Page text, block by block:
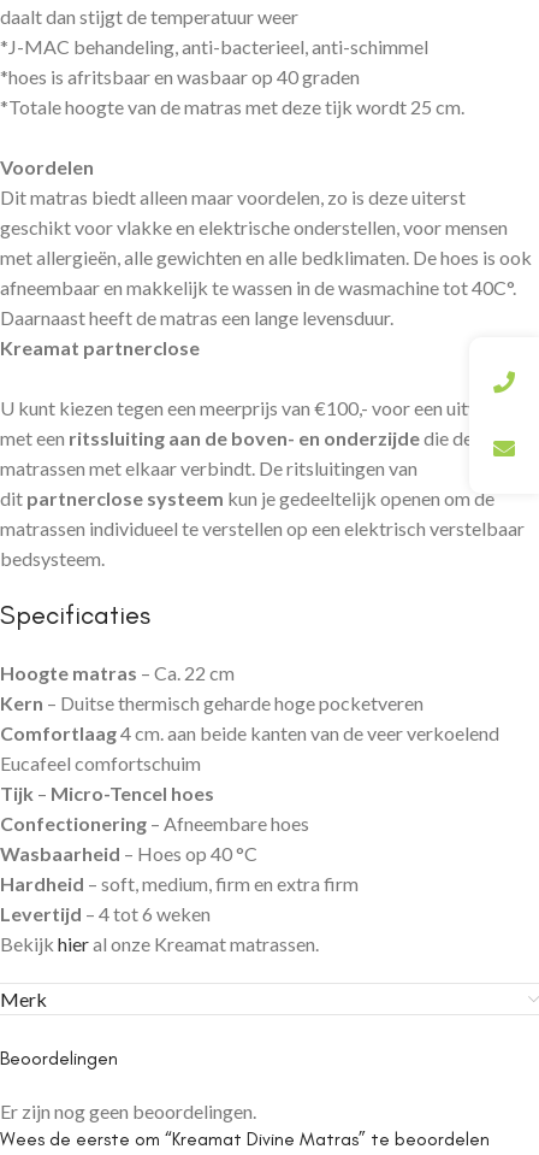
daalt dan stijgt de temperatuur weer
*J-MAC behandeling, anti-bacterieel, anti-schimmel
*hoes is afritsbaar en wasbaar op 40 graden
*Totale hoogte van de matras met deze tijk wordt 25 cm.
Voordelen
Dit matras biedt alleen maar voordelen, zo is deze uiterst
geschikt voor vlakke en elektrische onderstellen, voor mensen
met allergieën, alle gewichten en alle bedklimaten. De hoes is ook
afneembaar en makkelijk te wassen in de wasmachine tot 40C°.
Daarnaast heeft de matras een lange levensduur.
Kreamat partnerclose
U kunt kiezen tegen een meerprijs van €100,- voor een uitvoering
met een ritssluiting aan de boven- en onderzijdedie de twee
matrassen met elkaar verbindt. De ritsluitingen van
dit partnerclose systeem kun je gedeeltelijk openen om de
matrassen individueel te verstellen op een elektrisch verstelbaar
bedsysteem.
Specificaties
Hoogte matras – Ca. 22 cm
Kern – Duitse thermisch geharde hoge pocketveren
Comfortlaag4 cm. aan beide kanten van de veer verkoelend
Eucafeel comfortschuim
Tijk – Micro-Tencel hoes
Confectionering – Afneembare hoes
Wasbaarheid – Hoes op 40 °C
Hardheid – soft, medium, firm en extra firm
Levertijd – 4 tot 6 weken
Bekijk hieral onze Kreamat matrassen.
Merk
Beoordelingen
Er zijn nog geen beoordelingen.
Wees de eerste om “Kreamat Divine Matras” te beoordelen